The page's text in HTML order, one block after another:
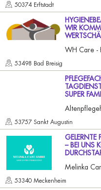
50374 Erftstadt
WIR
WH Care -
53498 Bad Breisig
SUPER
53757 Sankt Augustin
GELERNTE
– BEI UNS
Melinka
53340 Meckenheim